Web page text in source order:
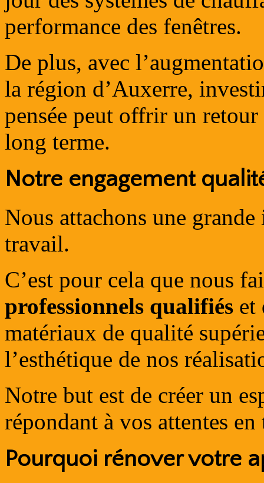
performance des fenêtres.
De plus, avec
la région d’Auxerre,
pensée peut offrir un
long terme.
Notre engagement
Nous attachons une
travail.
C’est pour cela que nous
professionnels qualifiés et
matériaux de qualité
l’esthétique de nos
Notre but est de créer un
répondant à vos attentes
Pourquoi rénover votre